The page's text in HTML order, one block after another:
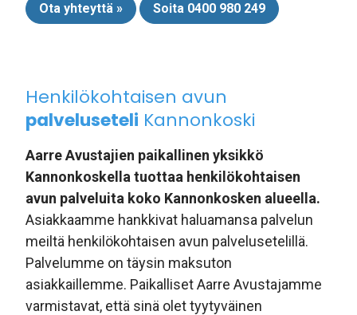
Ota yhteyttä » Soita 0400 980 249
Henkilökohtaisen avun
palveluseteli Kannonkoski
Aarre Avustajien paikallinen yksikkö
Kannonkoskella tuottaa henkilökohtaisen
avun palveluita koko Kannonkosken alueella.
Asiakkaamme hankkivat haluamansa palvelun
meiltä henkilökohtaisen avun palvelusetelillä.
Palvelumme on täysin maksuton
asiakkaillemme. Paikalliset Aarre Avustajamme
varmistavat, että sinä olet tyytyväinen